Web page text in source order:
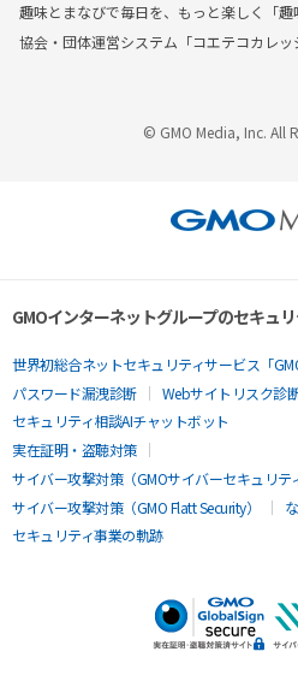
趣味とまなびで毎日を、もっと楽しく「趣
協会・団体運営システム「コエテコカレッ
© GMO Media, Inc. All
GMOインターネットグループのセキュ
世界初総合ネットセキュリティサービス「
パスワード漏洩診断
Webサイトリスク診
セキュリティ相談AIチャットボット
実在証明・盗聴対策
サイバー攻撃対策（GMOサイバーセキュリテ
サイバー攻撃対策（GMO Flatt Security）
セキュリティ事業の軌跡